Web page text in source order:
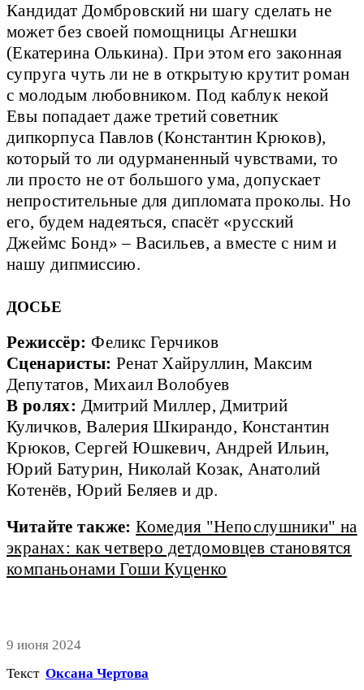
Кандидат Домбровский ни шагу сделать не
может без своей помощницы Агнешки
(Екатерина Олькина). При этом его законная
супруга чуть ли не в открытую крутит роман
с молодым любовником. Под каблук некой
Евы попадает даже третий советник
дипкорпуса Павлов (Константин Крюков),
который то ли одурманенный чувствами, то
ли просто не от большого ума, допускает
непростительные для дипломата проколы. Но
его, будем надеяться, спасёт «русский
Джеймс Бонд» – Васильев, а вместе с ним и
нашу дипмиссию.
ДОСЬЕ
Режиссёр: Феликс Герчиков
Сценаристы: Ренат Хайруллин, Максим
Депутатов, Михаил Волобуев
В ролях: Дмитрий Миллер, Дмитрий
Куличков, Валерия Шкирандо, Константин
Крюков, Сергей Юшкевич, Андрей Ильин,
Юрий Батурин, Николай Козак, Анатолий
Котенёв, Юрий Беляев и др.
Читайте также: Комедия "Непослушники" на
экранах: как четверо детдомовцев становятся
компаньонами Гоши Куценко
9 июня 2024
Текст Оксана Чертова